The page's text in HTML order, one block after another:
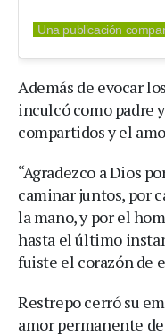
Además de evocar
inculcó como padre
compartidos y el
“Agradezco a Dios
caminar juntos, por
la mano, y por el
hasta el último
fuiste el corazón de
Restrepo cerró su
amor permanente